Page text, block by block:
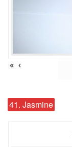
« ‹
41. Jasmine